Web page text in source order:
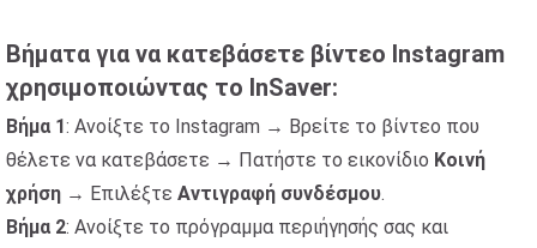
Βήματα για να κατεβάσετε βίντεο Instagram
χρησιμοποιώντας το InSaver:
Βήμα 1: Ανοίξτε το Instagram → Βρείτε το βίντεο που
θέλετε να κατεβάσετε → Πατήστε το εικονίδιο Κοινή
χρήση → Επιλέξτε Αντιγραφή συνδέσμου.
Βήμα 2: Ανοίξτε το πρόγραμμα περιήγησής σας και